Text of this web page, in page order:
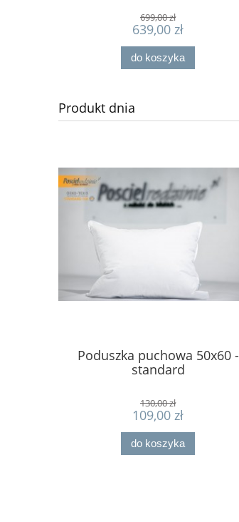
699,00 zł
639,00 zł
do koszyka
Produkt dnia
Poduszka puchowa 50x60 -
standard
130,00 zł
109,00 zł
do koszyka